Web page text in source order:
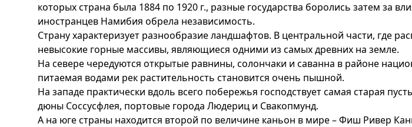
которых страна была 1884 по 1920 г., разные государства боролись затем за
иностранцев Намибия обрела независимость.
Страну характеризует разнообразие ландшафтов. В центральной части, где
невысокие горные массивы, являющиеся одними из самых древних на земле.
На севере чередуются открытые равнины, солончаки и саванна в районе
питаемая водами рек растительность становится очень пышной.
На западе практически вдоль всего побережья господствует самая старая
дюны Соссусфлея, портовые города Людериц и Свакопмунд.
А на юге страны находится второй по величине каньон в мире – Фиш Ривер